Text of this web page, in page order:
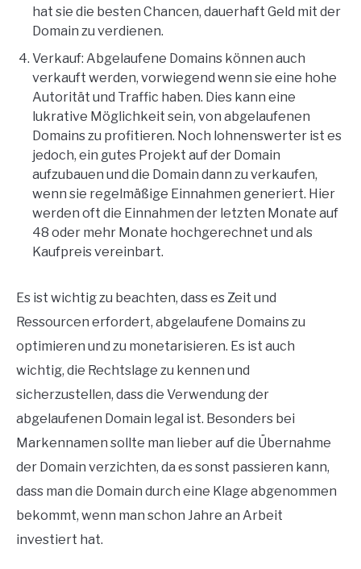
hat sie die besten Chancen, dauerhaft Geld mit der
Domain zu verdienen.
Verkauf: Abgelaufene Domains können auch
verkauft werden, vorwiegend wenn sie eine hohe
Autorität und Traffic haben. Dies kann eine
lukrative Möglichkeit sein, von abgelaufenen
Domains zu profitieren. Noch lohnenswerter ist es
jedoch, ein gutes Projekt auf der Domain
aufzubauen und die Domain dann zu verkaufen,
wenn sie regelmäßige Einnahmen generiert. Hier
werden oft die Einnahmen der letzten Monate auf
48 oder mehr Monate hochgerechnet und als
Kaufpreis vereinbart.
Es ist wichtig zu beachten, dass es Zeit und
Ressourcen erfordert, abgelaufene Domains zu
optimieren und zu monetarisieren. Es ist auch
wichtig, die Rechtslage zu kennen und
sicherzustellen, dass die Verwendung der
abgelaufenen Domain legal ist. Besonders bei
Markennamen sollte man lieber auf die Übernahme
der Domain verzichten, da es sonst passieren kann,
dass man die Domain durch eine Klage abgenommen
bekommt, wenn man schon Jahre an Arbeit
investiert hat.